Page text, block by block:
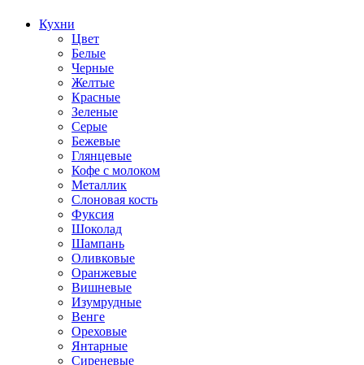
Кухни
Цвет
Белые
Черные
Желтые
Красные
Зеленые
Серые
Бежевые
Глянцевые
Кофе с молоком
Металлик
Слоновая кость
Фуксия
Шоколад
Шампань
Оливковые
Оранжевые
Вишневые
Изумрудные
Венге
Ореховые
Янтарные
Сиреневые